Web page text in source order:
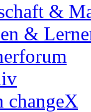
&
&
changeX